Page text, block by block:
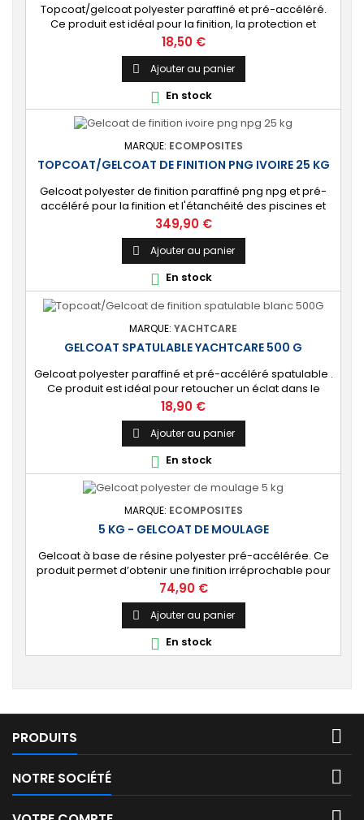
Topcoat/gelcoat polyester paraffiné et pré-accéléré.
Ce produit est idéal pour la finition, la protection et
l’étanchéité de tout revêtement en polyester sur votre
bateau, pièce technique, camping-car, etc. 🔝 [Finition
de qualité] Fournit une couche extérieure lisse, brillante
et uniforme qui protège durablement la surface visible
de votre stratification...
Prix
18,50 €
 Ajouter au panier
 En stock
MARQUE: ECOMPOSITES
TOPCOAT/GELCOAT DE FINITION PNG IVOIRE 25 KG
Gelcoat polyester de finition paraffiné png npg et pré-
accéléré pour la finition et l'étanchéité des piscines et
bassins. [Finition] : Fournit une couche extérieure lisse
brillante qualité immersion. [Étanche] : Étanchéifie votre
stratification résine et fibre de verre. Livré avec son
catalyseur PMEC 50 cl
Prix
349,90 €
 Ajouter au panier
 En stock
MARQUE: YACHTCARE
GELCOAT SPATULABLE YACHTCARE 500 G
Gelcoat polyester paraffiné et pré-accéléré spatulable .
Ce produit est idéal pour retoucher un éclat dans le
gelcoat. Coloris : Blanc (Peut-être teinté avec une pâte
colorante). 🔝 [Finition de qualité] Fournit une couche
extérieure lisse, brillante et uniforme qui protège
durablement la surface visible de votre stratification
polyester. ⚙️ [Facile à...
Prix
18,90 €
 Ajouter au panier
 En stock
MARQUE: ECOMPOSITES
5 KG - GELCOAT DE MOULAGE
Gelcoat à base de résine polyester pré-accélérée. Ce
produit permet d’obtenir une finition irréprochable pour
tout projet de fabrication de pièces composites en
moule : élément de carrosserie ou d’un bateau,
panneau plat, mobilier, objet d’art, etc. Couleur au choix.
[Finition de qualité] Fournit un revêtement à l’aspect de
surface parfaitement lisse,...
Prix
74,90 €
 Ajouter au panier
 En stock
PRODUITS 
NOTRE SOCIÉTÉ 